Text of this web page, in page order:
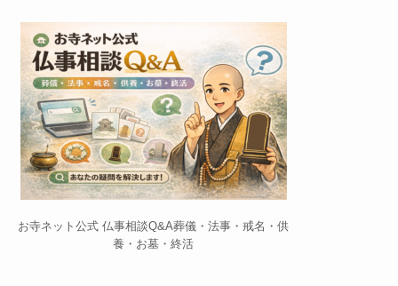
お寺ネット公式 仏事相談Q&A葬儀・法事・戒名・供
養・お墓・終活